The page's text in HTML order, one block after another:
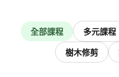
多元課程
樹⽊修剪
全部課程